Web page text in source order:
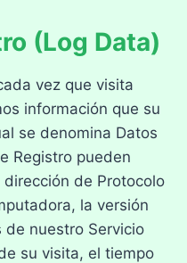
(Log Data)
vez que visita
información que su
se denomina Datos
Registro pueden
de Protocolo
la versión
de nuestro Servicio
su visita, el tiempo